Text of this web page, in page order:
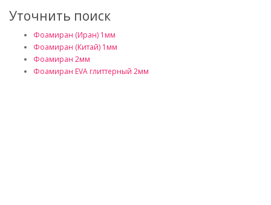
Уточнить поиск
Фоамиран (Иран) 1мм
Фоамиран (Китай) 1мм
Фоамиран 2мм
Фоамиран EVA глиттерный 2мм